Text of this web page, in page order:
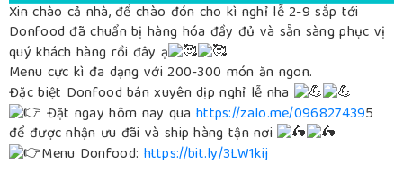
Xin chào cả nhà, để chào đón cho kì nghỉ lễ 2-9 sắp tới
Donfood đã chuẩn bị hàng hóa đầy đủ và sẵn sàng phục vị
quý khách hàng rồi đây ạ
Menu cực kì đa dạng với 200-300 món ăn ngon.
Đặc biệt Donfood bán xuyên dịp nghỉ lễ nha
Đặt ngay hôm nay qua https://zalo.me/0968274395
để được nhận ưu đãi và ship hàng tận nơi
Menu Donfood: https://bit.ly/3LW1kij